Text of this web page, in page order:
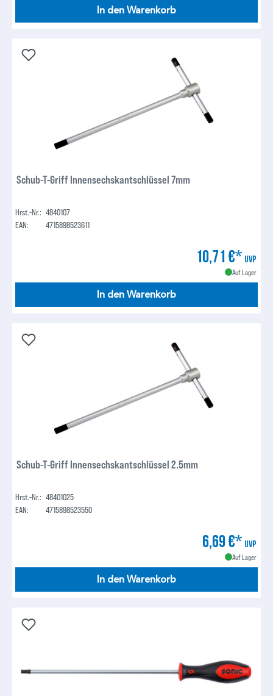
In den Warenkorb
Schub-T-Griff Innensechskantschlüssel 7mm
Hrst.-Nr.: 4840107
EAN:
4715898523611
10,71 €* UVP
Auf Lager
In den Warenkorb
Schub-T-Griff Innensechskantschlüssel 2.5mm
Hrst.-Nr.: 48401025
EAN:
4715898523550
6,69 €* UVP
Auf Lager
In den Warenkorb